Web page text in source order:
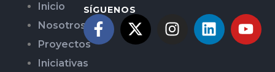
Inicio
Nosotros
Proyectos
Iniciativas
SÍGUENOS